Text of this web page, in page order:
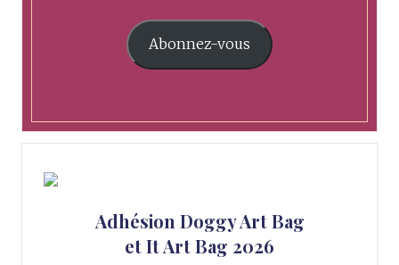
Abonnez-vous
Adhésion Doggy Art Bag
et It Art Bag 2026